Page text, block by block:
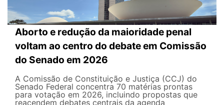
Aborto e redução da maioridade penal
voltam ao centro do debate em Comissão
do Senado em 2026
A Comissão de Constituição e Justiça (CCJ) do
Senado Federal concentra 70 matérias prontas
para votação em 2026, incluindo propostas que
reacendem debates centrais da agenda